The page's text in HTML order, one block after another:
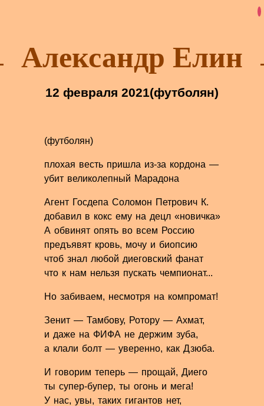
Александр Елин
12 февраля 2021(футболян)
(футболян)
плохая весть пришла из-за кордона —
убит великолепный Марадона
Агент Госдепа Соломон Петрович К.
добавил в кокс ему на децл «новичка»
А обвинят опять во всем Россию
предъявят кровь, мочу и биопсию
чтоб знал любой диеговский фанат
что к нам нельзя пускать чемпионат...
Но забиваем, несмотря на компромат!
Зенит — Тамбову, Ротору — Ахмат,
и даже на ФИФА не держим зуба,
а клали болт — уверенно, как Дзюба.
И говорим теперь — прощай, Диего
ты супер-бупер, ты огонь и мега!
У нас, увы, таких гигантов нет,